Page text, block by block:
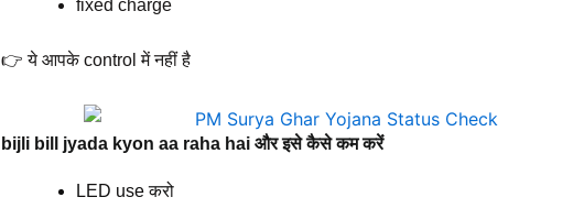
fixed charge
👉 ये आपके control में नहीं है
bijli bill jyada kyon aa raha hai और इसे कैसे कम करें
LED use करो